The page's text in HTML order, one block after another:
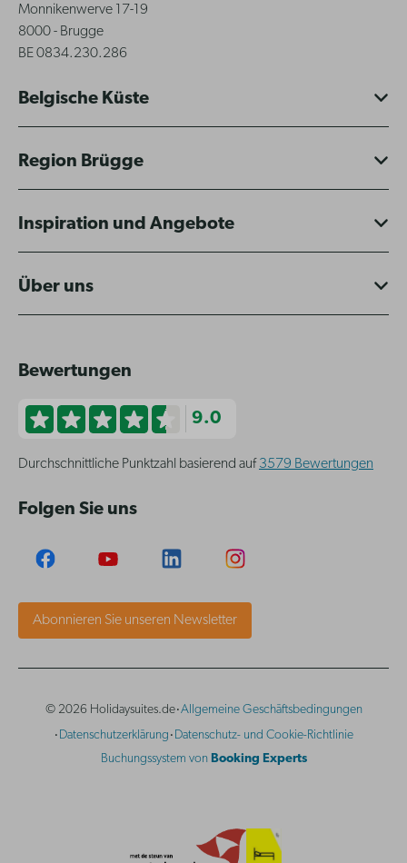
Monnikenwerve 17-19
8000 - Brugge
BE 0834.230.286
Belgische Küste
Region Brügge
Inspiration und Angebote
Über uns
Bewertungen
9.0
Durchschnittliche Punktzahl basierend auf 3579 Bewertungen
Folgen Sie uns
Abonnieren Sie unseren Newsletter
© 2026 Holidaysuites.de·Allgemeine Geschäftsbedingungen
· Datenschutzerklärung · Datenschutz- und Cookie-Richtlinie
Buchungssystem von Booking Experts